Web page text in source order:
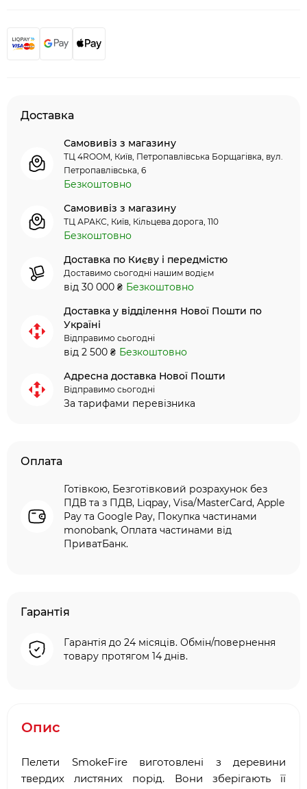
Доставка
Самовивіз з магазину
ТЦ 4ROOM, Київ, Петропавлівська Борщагівка, вул.
Петропавлівська, 6
Безкоштовно
Самовивіз з магазину
ТЦ АРАКС, Київ, Кільцева дорога, 110
Безкоштовно
Доставка по Києву і передмістю
Доставимо сьогодні нашим водієм
від 30 000 ₴ Безкоштовно
Доставка у відділення Нової Пошти по
Україні
Відправимо сьогодні
від 2 500 ₴ Безкоштовно
Адресна доставка Нової Пошти
Відправимо сьогодні
За тарифами перевізника
Оплата
Готівкою, Безготівковий розрахунок без
ПДВ та з ПДВ, Liqpay, Visa/MasterCard, Apple
Pay та Google Pay, Покупка частинами
monobank, Оплата частинами від
ПриватБанк.
Гарантія
Гарантія до 24 місяців. Обмін/повернення
товару протягом 14 днів.
Опис
Пелети SmokeFire виготовлені з деревини
твердих листяних порід. Вони зберігають її